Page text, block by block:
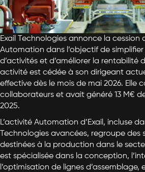
Exail Technologies annonce la cession
Automation dans l’objectif de
d’activités et d’améliorer la rentabilité
activité est cédée à son dirigeant
effective dès le mois de mai 2026. Elle
collaborateurs et avait généré 13 M€
2025.
L’activité Automation d’Exail, incluse
Technologies avancées, regroupe des
destinées à la production dans le
est spécialisée dans la conception,
l’optimisation de lignes d’assemblage,